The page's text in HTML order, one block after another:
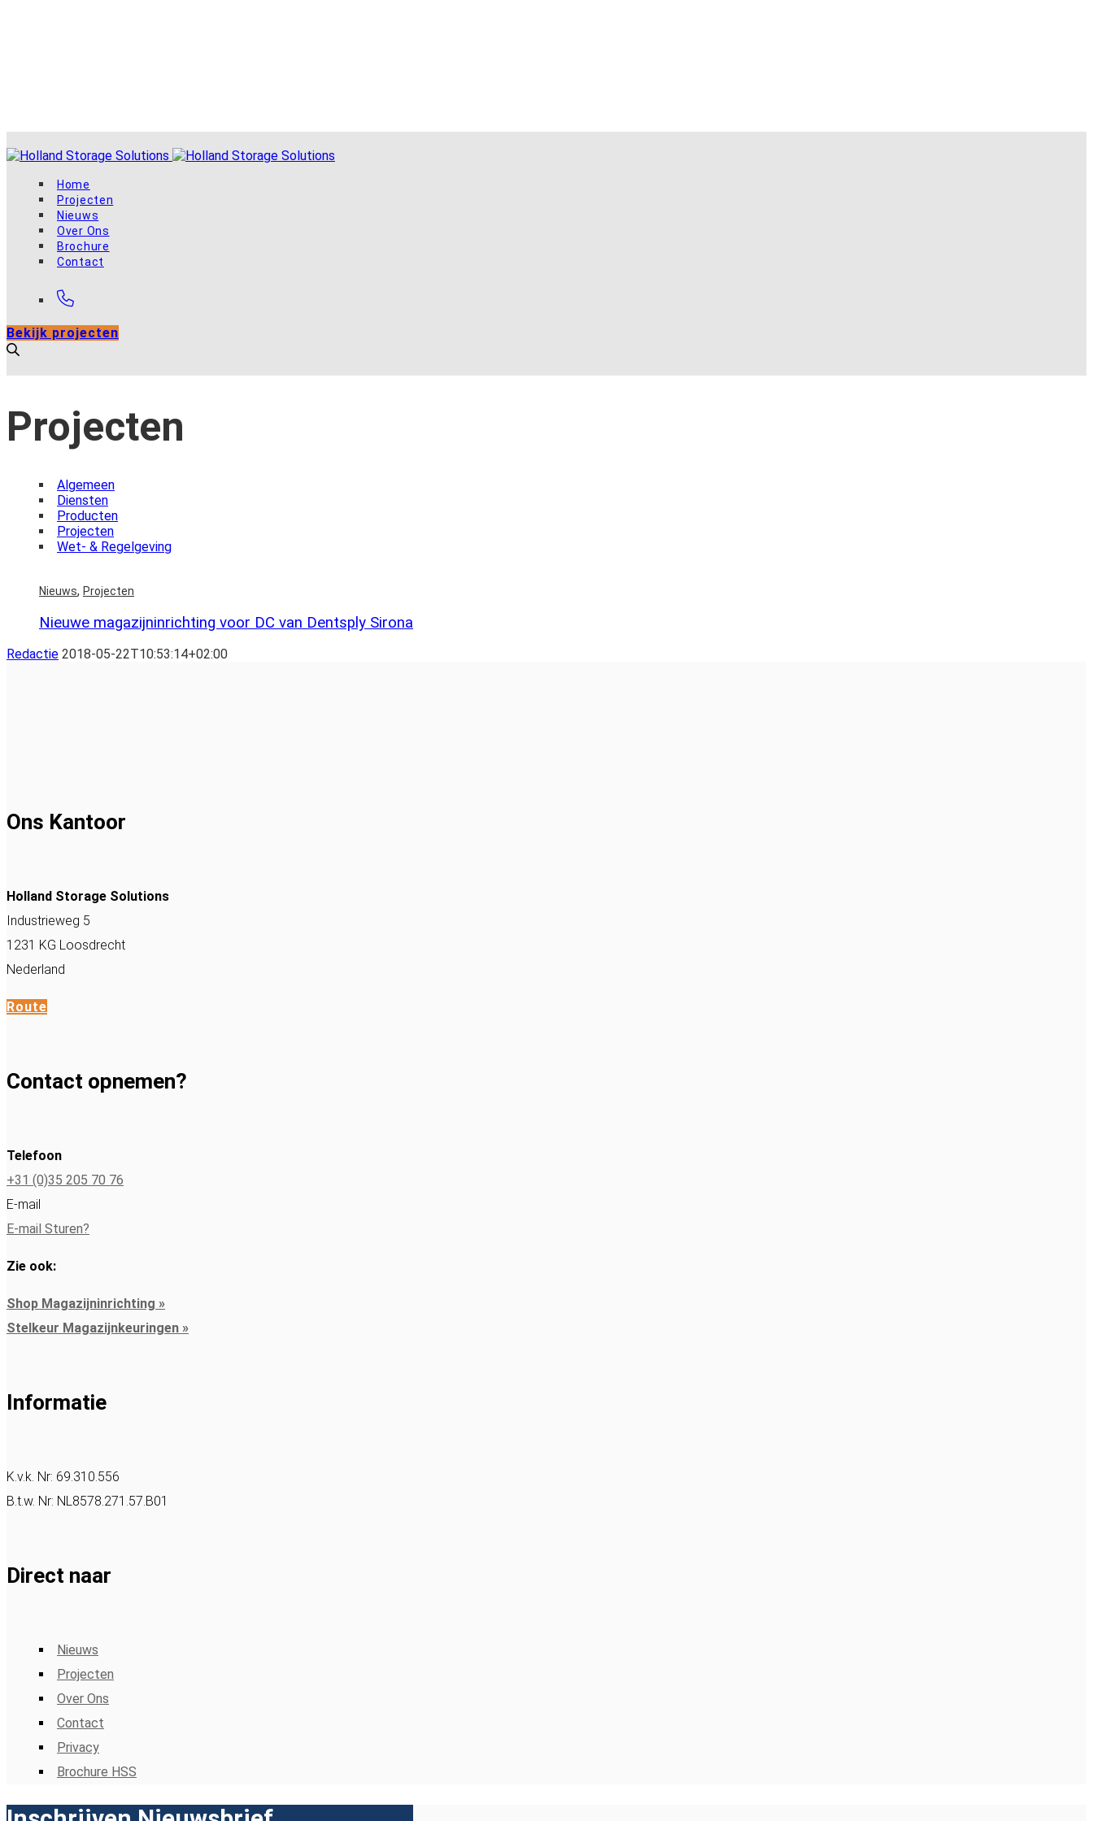
Home
Projecten
Nieuws
Over Ons
Brochure
Contact
Bekijk projecten
Projecten
Algemeen
Diensten
Producten
Projecten
Wet- & Regelgeving
Nieuws, Projecten
Nieuwe magazijninrichting voor DC van Dentsply Sirona
Redactie 2018-05-22T10:53:14+02:00
Ons Kantoor
Holland Storage Solutions
Industrieweg 5
1231 KG Loosdrecht
Nederland
Route
Contact opnemen?
Telefoon
+31 (0)35 205 70 76
E-mail
E-mail Sturen?
Zie ook:
Shop Magazijninrichting »
Stelkeur Magazijnkeuringen »
Informatie
K.v.k. Nr: 69.310.556
B.t.w. Nr: NL8578.271.57.B01
Direct naar
Nieuws
Projecten
Over Ons
Contact
Privacy
Brochure HSS